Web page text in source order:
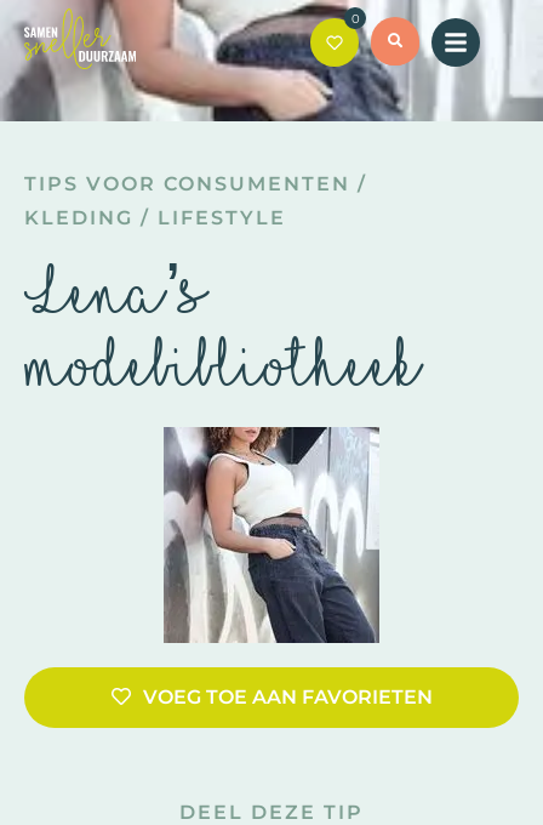
0
TIPS VOOR CONSUMENTEN /
KLEDING / LIFESTYLE
Lena’s
modebibliotheek
VOEG TOE AAN FAVORIETEN
DEEL DEZE TIP